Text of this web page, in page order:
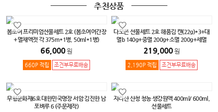
추천상품
봄초여 프리미엄선물세트 2호 (봄초여어간장
+멸채액젓 각 375m*1병, 50ml*1병)
66,000원
660P 적립 조건부무료배송
다모은 선물세트 2호 해품김 캔(22g)*3+대
멸b 140g+중멸 200g+소멸 200g+세멸
220g+생동김반절6매*8봉 +황태가루
80g(스틱20봉)+다시마가루80g(스틱20
봉)+참미역50g(유통용)+멸치해물국물팩
120g+야채해물국물팩 120g+가다랑어포
반(40g)+미역80g(스탠드)+다시마채50g(스
탠드)+고풍미황태채50g(스탠드)
219,000원
2,190P 적립 조건부무료배송
무형문화재6호 대한민국명장 서암 김진한 남
포벼루 6 (주문제작)
지리산 산청 청농 생강원액 400ml/ 600ml,
선물세트